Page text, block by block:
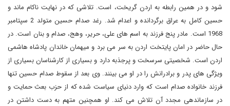
شود و در همین رابطه به اردن گریخت، است. تلاشی که در نهایت ناکام ماند و
حسین کامل به عراق برگردانده و اعدام شد. رغد صدام حسین متولد 2 سپتامبر
1968 است. مادر پنج فرزند به اسم های علی، حریر، وهج، صدام و بنان است. در
حال حاضر در امان پایتخت اردن به سر می برد و میهمان خاندان پادشاه هاشمی
اردن است. شخصیتی سرسخت و پرجذبه دارد و بسیاری از کارشناسان بسیاری از
ویژگی های پدر و برادرانش را در او می بینند. وی بعد از سقوط صدام حسین تنها
فرزند خانواده صدام است که وارد دنیای سیاست شده که از حزب بعث حمایت و
در سازماندهی مجدد آن تلاش می کند. او همچنین متهم به دست داشتن در